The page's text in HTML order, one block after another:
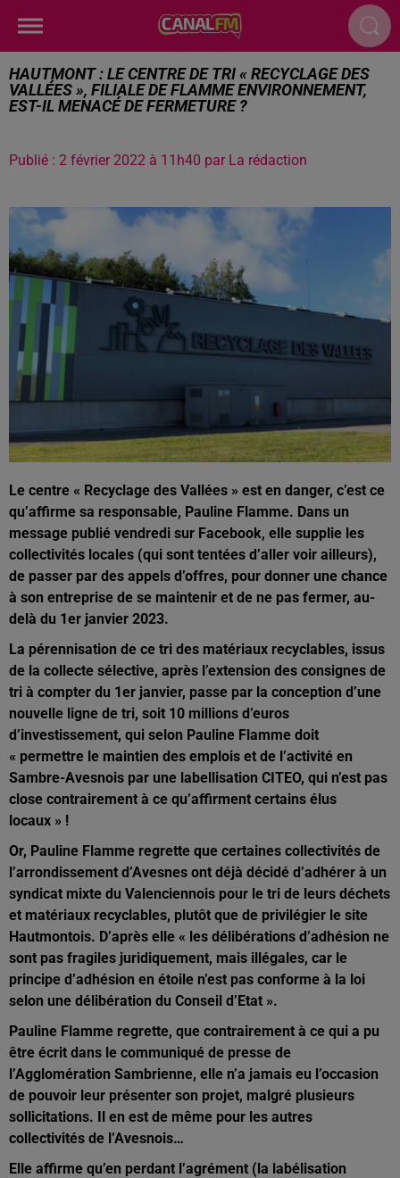
HAUTMONT : LE CENTRE DE TRI « RECYCLAGE DES
VALLÉES », FILIALE DE FLAMME ENVIRONNEMENT,
EST-IL MENACÉ DE FERMETURE ?
Publié : 2 février 2022 à 11h40 par La rédaction
Le centre « Recyclage des Vallées » est en danger, c’est ce
qu’affirme sa responsable, Pauline Flamme. Dans un
message publié vendredi sur Facebook, elle supplie les
collectivités locales (qui sont tentées d’aller voir ailleurs),
de passer par des appels d’offres, pour donner une chance
à son entreprise de se maintenir et de ne pas fermer, au-
delà du 1er janvier 2023.
La pérennisation de ce tri des matériaux recyclables, issus
de la collecte sélective, après l’extension des consignes de
tri à compter du 1er janvier, passe par la conception d’une
nouvelle ligne de tri, soit 10 millions d’euros
d’investissement, qui selon Pauline Flamme doit
« permettre le maintien des emplois et de l’activité en
Sambre-Avesnois par une labellisation CITEO, qui n’est pas
close contrairement à ce qu’affirment certains élus
locaux » !
Or, Pauline Flamme regrette que certaines collectivités de
l’arrondissement d’Avesnes ont déjà décidé d’adhérer à un
syndicat mixte du Valenciennois pour le tri de leurs déchets
et matériaux recyclables, plutôt que de privilégier le site
Hautmontois. D’après elle « les délibérations d’adhésion ne
sont pas fragiles juridiquement, mais illégales, car le
principe d’adhésion en étoile n’est pas conforme à la loi
selon une délibération du Conseil d’Etat ».
Pauline Flamme regrette, que contrairement à ce qui a pu
être écrit dans le communiqué de presse de
l’Agglomération Sambrienne, elle n’a jamais eu l’occasion
de pouvoir leur présenter son projet, malgré plusieurs
sollicitations. Il en est de même pour les autres
collectivités de l’Avesnois…
Elle affirme qu’en perdant l’agrément (la labélisation